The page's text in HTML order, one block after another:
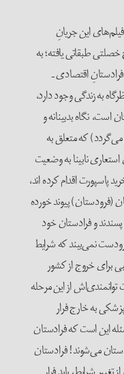
این جریانِ
طبقاتی یافته؛ به
اقتصادی ـ
به زندگی وجود دارد،
است، نگاه بدبینانه و
می‌گردد) که متعلق به
نابینا به وضعیت
اقدام کرده اند،
(فرودستان) پیوند خورده
و فرادستان خود
نمی‌بیند که شرایط
برای خروج از کشور
توانمندی‌اش از این مرحله
به خارج فرار
این است که فرادستان
می‌شوند! فرادستان